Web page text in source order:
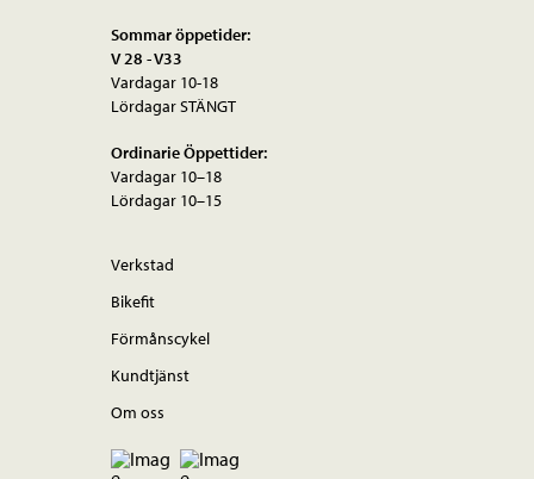
Sommar öppetider:
V 28 - V33
Vardagar 10-18
Lördagar STÄNGT
Ordinarie Öppettider:
Vardagar 10–18
Lördagar 10–15
Verkstad
Bikefit
Förmånscykel
Kundtjänst
Om oss